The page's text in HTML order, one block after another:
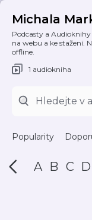
Michala
Podcasty a
na webu a ke stažení.
offline.
1 audiokniha
Popularity
A B C D